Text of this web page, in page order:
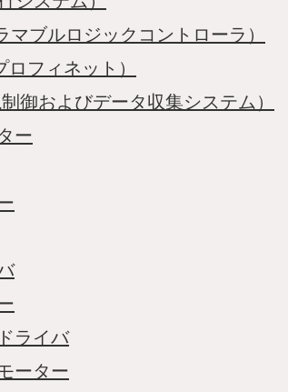
マブルロジックコントローラ）
ロフィネット）
御およびデータ収集システム）
ー
ライバ
ーター